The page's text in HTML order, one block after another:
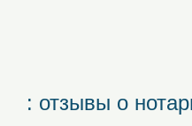
: отзывы о